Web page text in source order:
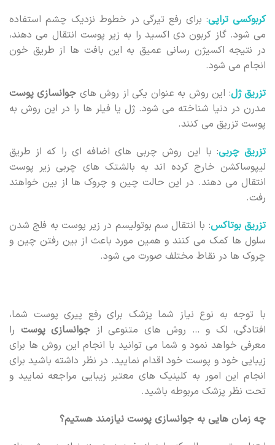
کربوکسی تراپی: برای رفع تیرگی در خطوط نزدیک چشم استفاده
می شود. گاز کربون دی اکسید را به زیر پوست انتقال می دهند،
در نتیجه اکسیژن رسانی عمیق به این بافت ها از طریق خون
انجام می شود.
تزریق ژل: این روش به عنوان یکی از روش های جوانسازی پوست
مدرن در دنیا شناخته می شود. ژل یا فیلر ها را در این روش به
پوست تزریق می کنند.
تزریق چربی: با این روش چربی های اضافه ای را که از طریق
لیپوساکشن خارج کرده اند به بالشتک های چربی زیر پوست
انتقال می دهند. در این حالت چین و چروک ها از بین خواهند
رفت.
تزریق بوتاکس: با انتقال سم بوتولیسم در زیر پوست به فلج شدن
سلول ها کمک می کنند و همین مورد باعث از بین رفتن چین و
چروک ها در نقاط مختلف صورت می شود.
با توجه به نوع نیاز شما پزشک برای رفع پیری پوست شما،
افتادگی، لک و … روش های متنوعی از جوانسازی پوست را
معرفی خواهد نمود و شما می توانید با انجام این روش ها برای
زیبایی خود و پوست خود اقدام نمایید. در نظر داشته باشید برای
انجام این امور به کلینیک های معتبر زیبایی مراجعه نمایید و
تحت نظر پزشک مربوطه باشید.
چه زمان هایی به جوانسازی پوست نیازمند هستیم؟